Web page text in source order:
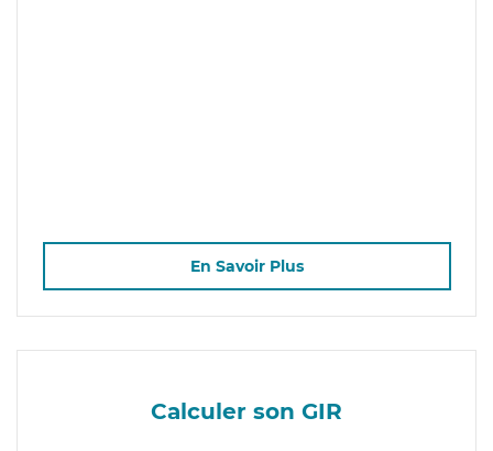
En Savoir Plus
Calculer son GIR